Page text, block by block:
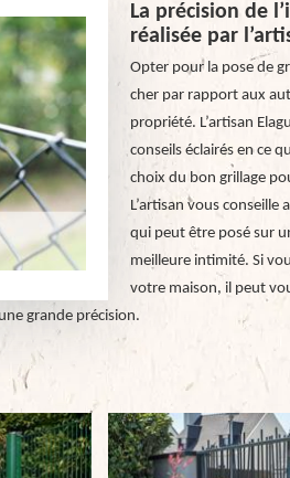
La précision de
réalisée par
Opter pour la pose de
cher par rapport aux
propriété. L’artisan
conseils éclairés en ce
choix du bon grillage
L’artisan vous conseille
qui peut être posé sur
meilleure intimité. Si
votre maison, il peut
grande précision.